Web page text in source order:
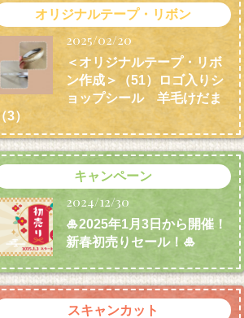
オリジナルテープ・リボン
2025/02/20
＜オリジナルテープ・リボ
ン作成＞（51）ロゴ入りシ
ョップシール 羊毛けだま
（3）
キャンペーン
2024/12/30
🎍2025年1月3日から開催！
新春初売りセール！🎍
スキャンカット